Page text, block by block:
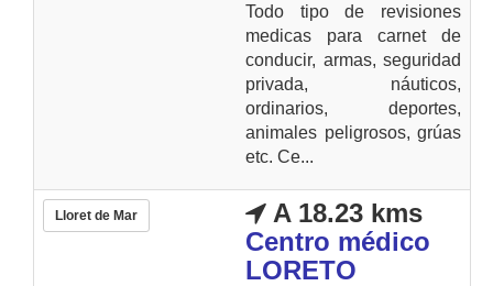
Todo tipo de revisiones
medicas para carnet de
conducir, armas, seguridad
privada, náuticos,
ordinarios, deportes,
animales peligrosos, grúas
etc. Ce...
Lloret de Mar
A 18.23 kms
Centro médico
LORETO